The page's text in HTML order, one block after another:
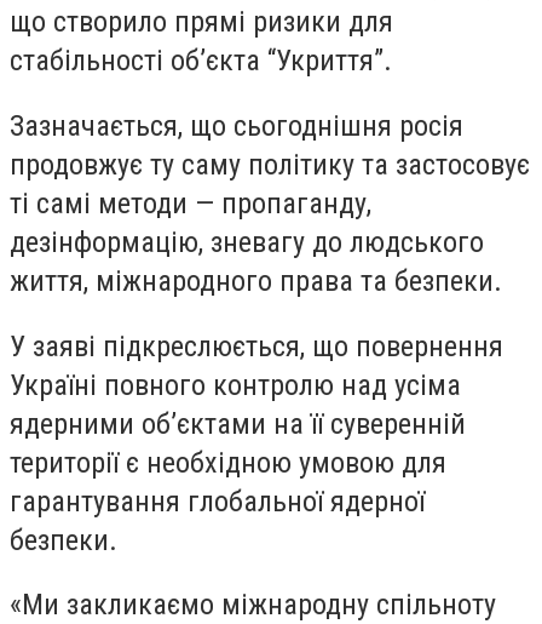
що створило прямі ризики для
стабільності об’єкта “Укриття”.
Зазначається, що сьогоднішня росія
продовжує ту саму політику та застосовує
ті самі методи — пропаганду,
дезінформацію, зневагу до людського
життя, міжнародного права та безпеки.
У заяві підкреслюється, що повернення
Україні повного контролю над усіма
ядерними об’єктами на її суверенній
території є необхідною умовою для
гарантування глобальної ядерної
безпеки.
«Ми закликаємо міжнародну спільноту